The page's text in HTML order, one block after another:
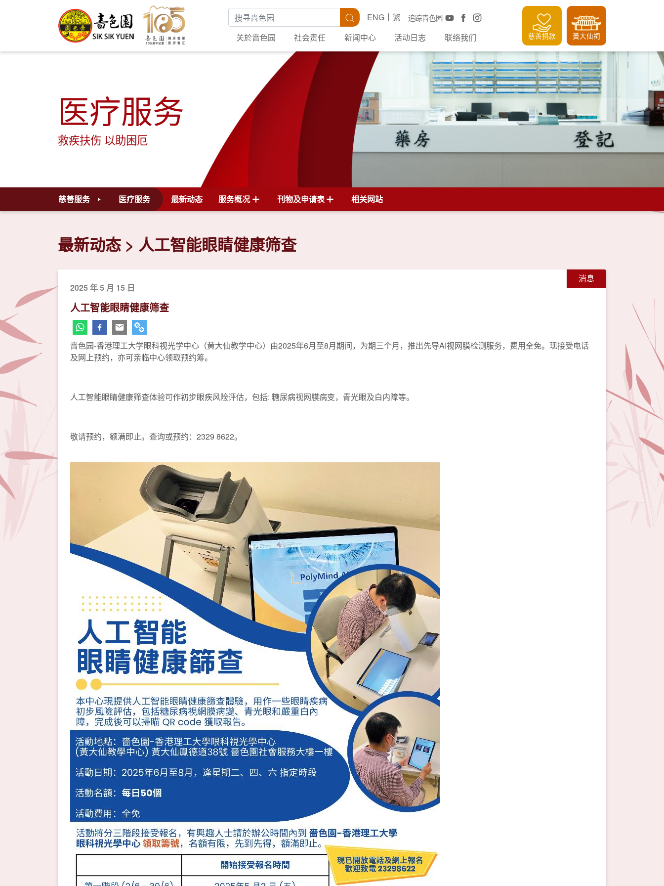
搜寻关键字 搜寻 追踪啬色园
ENG
繁
关於啬色园
社会责任 新闻中心 活动日志 联络我们 慈善捐款 黃大仙祠
医疗服务
救疾扶伤 以助困厄
慈善服务 医疗服务 最新动态 服务概况 刊物及申请表 相关网站
最新动态 人工智能眼睛健康筛查
消息
2025 年 5 月 15 日
人工智能眼睛健康筛查
啬色园-香港理工大学眼科视光学中心（黄大仙教学中心）由2025年6月至8月期间，为期三个月，推出先导AI视网膜检测服务，费用全免。现接受电话
及网上预约，亦可亲临中心领取预约筹。
人工智能眼睛健康筛查体验可作初步眼疾风险评估，包括: 糖尿病视网膜病变，青光眼及白内障等。
敬请预约，额满即止。查询或预约：2329 8622。